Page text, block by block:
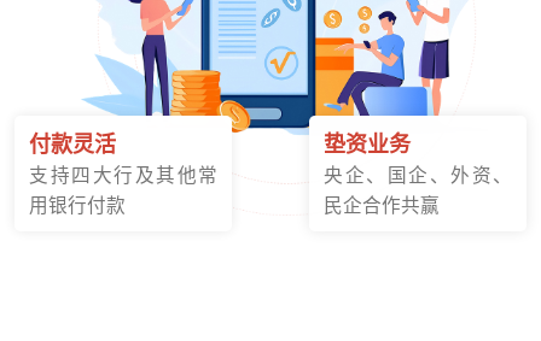
付款灵活
支持四大行及其他常
用银行付款
垫资业务
央企、国企、外资、
民企合作共赢